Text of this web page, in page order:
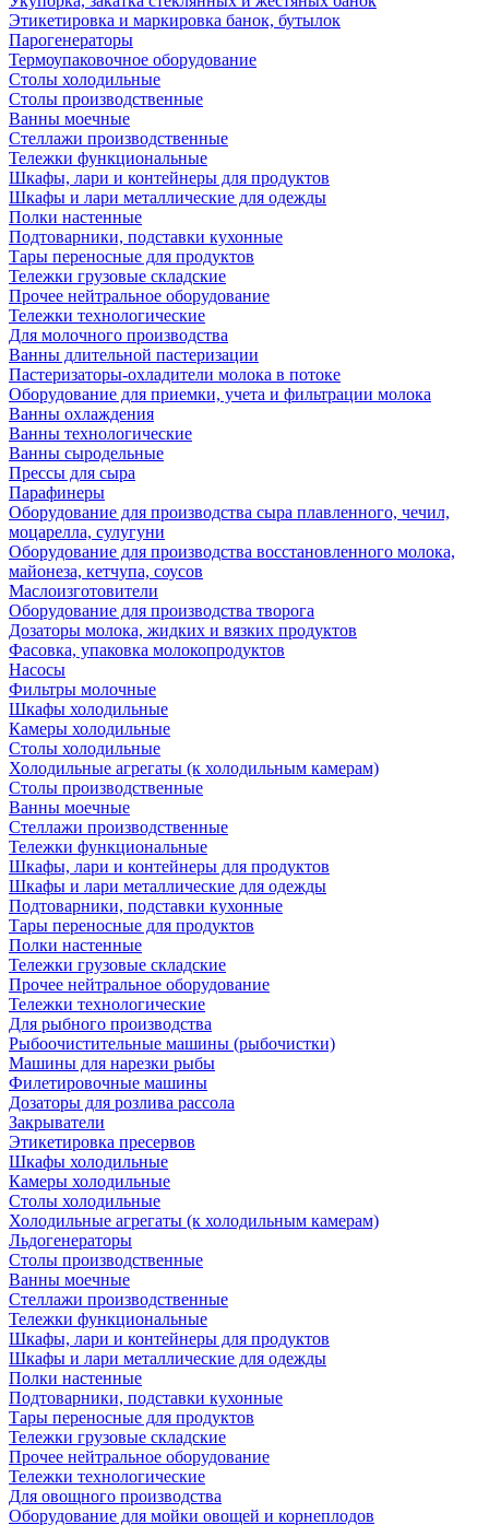
Этикетировка и маркировка банок, бутылок
Парогенераторы
Термоупаковочное оборудование
Столы холодильные
Столы производственные
Ванны моечные
Стеллажи производственные
Тележки функциональные
Шкафы, лари и контейнеры для продуктов
Шкафы и лари металлические для одежды
Полки настенные
Подтоварники, подставки кухонные
Тары переносные для продуктов
Тележки грузовые складские
Прочее нейтральное оборудование
Тележки технологические
Для молочного производства
Ванны длительной пастеризации
Пастеризаторы-охладители молока в потоке
Оборудование для приемки, учета и фильтрации молока
Ванны охлаждения
Ванны технологические
Ванны сыродельные
Прессы для сыра
Парафинеры
Оборудование для производства сыра плавленного, чечил,
моцарелла, сулугуни
Оборудование для производства восстановленного молока,
майонеза, кетчупа, соусов
Маслоизготовители
Оборудование для производства творога
Дозаторы молока, жидких и вязких продуктов
Фасовка, упаковка молокопродуктов
Насосы
Фильтры молочные
Шкафы холодильные
Камеры холодильные
Столы холодильные
Холодильные агрегаты (к холодильным камерам)
Столы производственные
Ванны моечные
Стеллажи производственные
Тележки функциональные
Шкафы, лари и контейнеры для продуктов
Шкафы и лари металлические для одежды
Подтоварники, подставки кухонные
Тары переносные для продуктов
Полки настенные
Тележки грузовые складские
Прочее нейтральное оборудование
Тележки технологические
Для рыбного производства
Рыбоочистительные машины (рыбочистки)
Машины для нарезки рыбы
Филетировочные машины
Дозаторы для розлива рассола
Закрыватели
Этикетировка пресервов
Шкафы холодильные
Камеры холодильные
Столы холодильные
Холодильные агрегаты (к холодильным камерам)
Льдогенераторы
Столы производственные
Ванны моечные
Стеллажи производственные
Тележки функциональные
Шкафы, лари и контейнеры для продуктов
Шкафы и лари металлические для одежды
Полки настенные
Подтоварники, подставки кухонные
Тары переносные для продуктов
Тележки грузовые складские
Прочее нейтральное оборудование
Тележки технологические
Для овощного производства
Оборудование для мойки овощей и корнеплодов